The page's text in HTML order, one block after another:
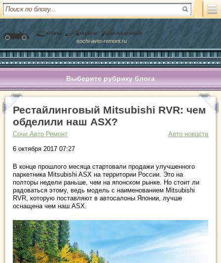
sochi-avto-remont.ru
Выберите рубрику блога
Рестайлинговый Mitsubishi RVR: чем
обделили наш ASX?
Сочи Авто Ремонт
Авто новости
6 октября 2017 07:27
В конце прошлого месяца стартовали продажи улучшенного
паркетника Mitsubishi ASX на территории России. Это на
полторы недели раньше, чем на японском рынке. Но стоит ли
радоваться этому, ведь модель с наименованием Mitsubishi
RVR, которую поставляют в автосалоны Японии, лучше
оснащена чем наш ASX.